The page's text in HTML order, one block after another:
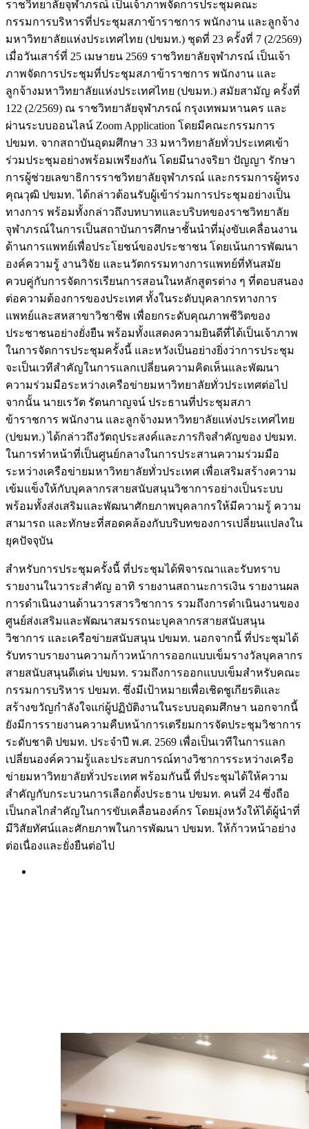
ราชวิทยาลัยจุฬาภรณ์ เป็นเจ้าภาพจัดการประชุมคณะ
กรรมการบริหารที่ประชุมสภาข้าราชการ พนักงาน และลูกจ้าง
มหาวิทยาลัยแห่งประเทศไทย (ปขมท.) ชุดที่ 23 ครั้งที่ 7 (2/2569)
เมื่อวันเสาร์ที่ 25 เมษายน 2569 ราชวิทยาลัยจุฬาภรณ์ เป็นเจ้า
ภาพจัดการประชุมที่ประชุมสภาข้าราชการ พนักงาน และ
ลูกจ้างมหาวิทยาลัยแห่งประเทศไทย (ปขมท.) สมัยสามัญ ครั้งที่
122 (2/2569) ณ ราชวิทยาลัยจุฬาภรณ์ กรุงเทพมหานคร และ
ผ่านระบบออนไลน์ Zoom Application โดยมีคณะกรรมการ
ปขมท. จากสถาบันอุดมศึกษา 33 มหาวิทยาลัยทั่วประเทศเข้า
ร่วมประชุมอย่างพร้อมเพรียงกัน โดยมีนางจริยา ปัญญา รักษา
การผู้ช่วยเลขาธิการราชวิทยาลัยจุฬาภรณ์ และกรรมการผู้ทรง
คุณวุฒิ ปขมท. ได้กล่าวต้อนรับผู้เข้าร่วมการประชุมอย่างเป็น
ทางการ พร้อมทั้งกล่าวถึงบทบาทและบริบทของราชวิทยาลัย
จุฬาภรณ์ในการเป็นสถาบันการศึกษาชั้นนำที่มุ่งขับเคลื่อนงาน
ด้านการแพทย์เพื่อประโยชน์ของประชาชน โดยเน้นการพัฒนา
องค์ความรู้ งานวิจัย และนวัตกรรมทางการแพทย์ที่ทันสมัย
ควบคู่กับการจัดการเรียนการสอนในหลักสูตรต่าง ๆ ที่ตอบสนอง
ต่อความต้องการของประเทศ ทั้งในระดับบุคลากรทางการ
แพทย์และสหสาขาวิชาชีพ เพื่อยกระดับคุณภาพชีวิตของ
ประชาชนอย่างยั่งยืน พร้อมทั้งแสดงความยินดีที่ได้เป็นเจ้าภาพ
ในการจัดการประชุมครั้งนี้ และหวังเป็นอย่างยิ่งว่าการประชุม
จะเป็นเวทีสำคัญในการแลกเปลี่ยนความคิดเห็นและพัฒนา
ความร่วมมือระหว่างเครือข่ายมหาวิทยาลัยทั่วประเทศต่อไป
จากนั้น นายเรวัต รัตนกาญจน์ ประธานที่ประชุมสภา
ข้าราชการ พนักงาน และลูกจ้างมหาวิทยาลัยแห่งประเทศไทย
(ปขมท.) ได้กล่าวถึงวัตถุประสงค์และภารกิจสำคัญของ ปขมท.
ในการทำหน้าที่เป็นศูนย์กลางในการประสานความร่วมมือ
ระหว่างเครือข่ายมหาวิทยาลัยทั่วประเทศ เพื่อเสริมสร้างความ
เข้มแข็งให้กับบุคลากรสายสนับสนุนวิชาการอย่างเป็นระบบ
พร้อมทั้งส่งเสริมและพัฒนาศักยภาพบุคลากรให้มีความรู้ ความ
สามารถ และทักษะที่สอดคล้องกับบริบทของการเปลี่ยนแปลงใน
ยุคปัจจุบัน
สำหรับการประชุมครั้งนี้ ที่ประชุมได้พิจารณาและรับทราบ
รายงานในวาระสำคัญ อาทิ รายงานสถานะการเงิน รายงานผล
การดำเนินงานด้านวารสารวิชาการ รวมถึงการดำเนินงานของ
ศูนย์ส่งเสริมและพัฒนาสมรรถนะบุคลากรสายสนับสนุน
วิชาการ และเครือข่ายสนับสนุน ปขมท. นอกจากนี้ ที่ประชุมได้
รับทราบรายงานความก้าวหน้าการออกแบบเข็มรางวัลบุคลากร
สายสนับสนุนดีเด่น ปขมท. รวมถึงการออกแบบเข็มสำหรับคณะ
กรรมการบริหาร ปขมท. ซึ่งมีเป้าหมายเพื่อเชิดชูเกียรติและ
สร้างขวัญกำลังใจแก่ผู้ปฏิบัติงานในระบบอุดมศึกษา นอกจากนี้
ยังมีการรายงานความคืบหน้าการเตรียมการจัดประชุมวิชาการ
ระดับชาติ ปขมท. ประจำปี พ.ศ. 2569 เพื่อเป็นเวทีในการแลก
เปลี่ยนองค์ความรู้และประสบการณ์ทางวิชาการระหว่างเครือ
ข่ายมหาวิทยาลัยทั่วประเทศ พร้อมกันนี้ ที่ประชุมได้ให้ความ
สำคัญกับกระบวนการเลือกตั้งประธาน ปขมท. คนที่ 24 ซึ่งถือ
เป็นกลไกสำคัญในการขับเคลื่อนองค์กร โดยมุ่งหวังให้ได้ผู้นำที่
มีวิสัยทัศน์และศักยภาพในการพัฒนา ปขมท. ให้ก้าวหน้าอย่าง
ต่อเนื่องและยั่งยืนต่อไป